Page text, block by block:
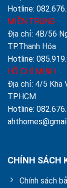
Hotline:
MIỀN TRUNG
Địa chỉ: 4B/56
TP.Thanh Hóa
Hotline:
HỒ CHÍ MINH
Địa chỉ: 4/5 Kha
TPHCM
Hotline:
CHÍNH SÁCH
Chính sách